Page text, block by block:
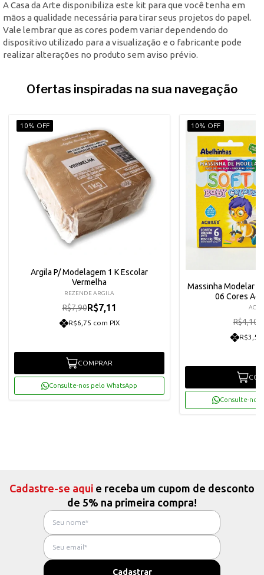
A Casa da Arte disponibiliza este kit para que você tenha em
mãos a qualidade necessária para tirar seus projetos do papel.
Vale lembrar que as cores podem variar dependendo do
dispositivo utilizado para a visualização e o fabricante pode
realizar alterações no produto sem aviso prévio.
Ofertas inspiradas na sua navegação
10% OFF
Argila P/ Modelagem 1 K Escolar
Vermelha
REZENDE ARGILA
R$7,90R$7,11
R$6,75 com PIX
COMPRAR
Consulte-nos pelo WhatsApp
10% OFF
Massinha Modelar
06 Cores
R$4,10
R$3,51
Consulte-nos
Cadastre-se aqui e receba um cupom de desconto
de 5% na primeira compra!